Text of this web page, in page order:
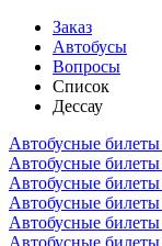
Заказ
Автобусы
Вопросы
Список
Дессау
Автобусные
Автобусные
Автобусные
Автобусные
Автобусные
Автобусные